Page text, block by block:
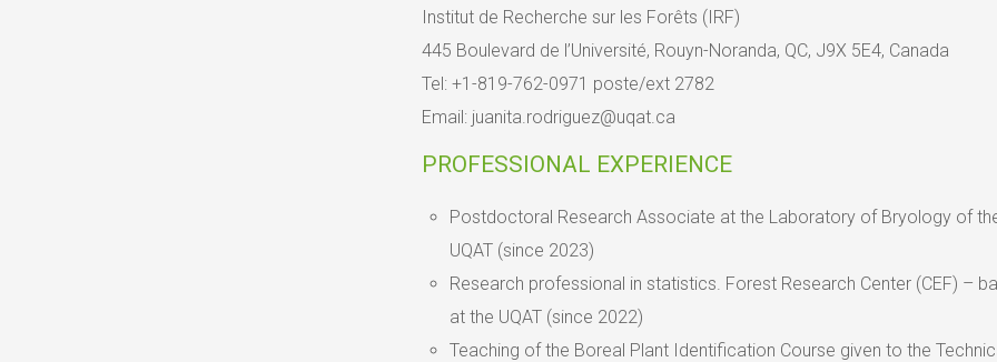
Institut de Recherche sur les Forêts (IRF)
445 Boulevard de l’Université, Rouyn-Noranda, QC, J9X 5E4, Canada
Tel: +1-819-762-0971 poste/ext 2782
Email: juanita.rodriguez@uqat.ca
PROFESSIONAL EXPERIENCE
Postdoctoral Research Associate at the Laboratory of Bryology of
UQAT (since 2023)
Research professional in statistics. Forest Research Center (CEF) –
at the UQAT (since 2022)
Teaching of the Boreal Plant Identification Course given to the